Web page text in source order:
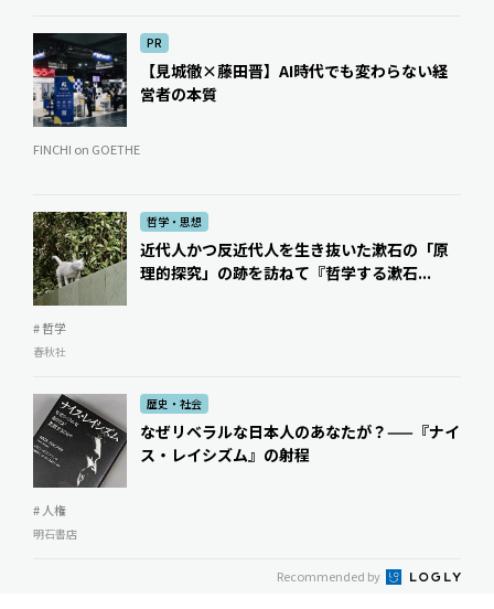
PR
【見城徹×藤田晋】AI時代でも変わらない経
営者の本質
FINCHI on GOETHE
哲学・思想
近代人かつ反近代人を生き抜いた漱石の「原
理的探究」の跡を訪ねて――『哲学する漱石...
# 哲学
春秋社
歴史・社会
なぜリベラルな日本人のあなたが？——『ナイ
ス・レイシズム』の射程
# 人権
明石書店
Recommended by